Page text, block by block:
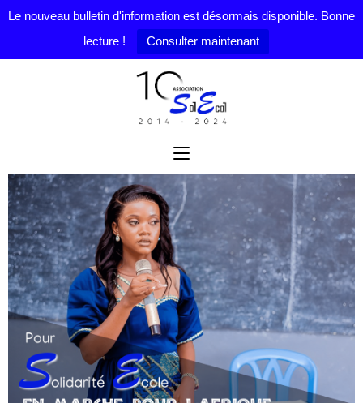
Le nouveau bulletin d'information est désormais disponible. Bonne
lecture !
Consulter maintenant